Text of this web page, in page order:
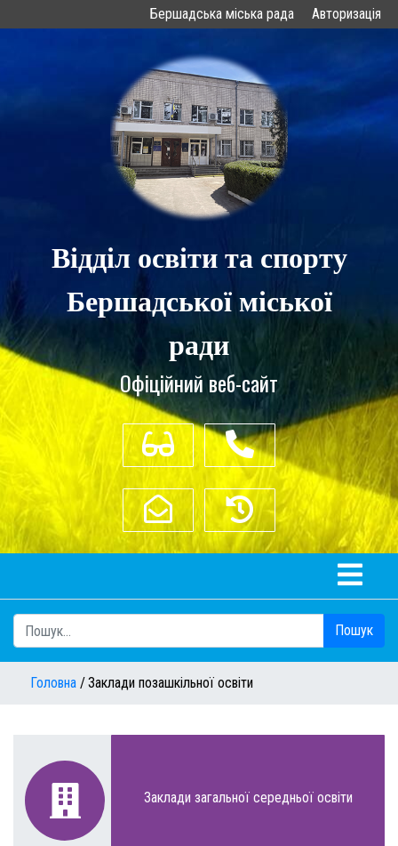
Бершадська міська рада Авторизація
Відділ освіти та спорту
Бершадської міської
ради
Офіційний веб-сайт
З вадами зору(04352) 2-17-84
bershad_osvita@ukr.netСтарий сайт
Пошук
Головна Заклади позашкільної освіти
Заклади загальної середньої освіти